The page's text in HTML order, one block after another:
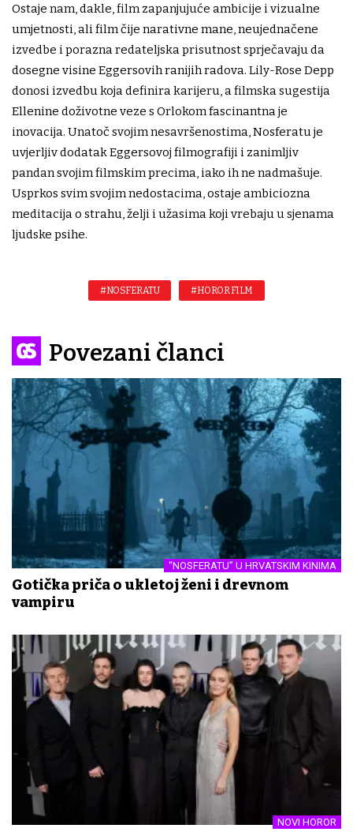
Ostaje nam, dakle, film zapanjujuće ambicije i vizualne
umjetnosti, ali film čije narativne mane, neujednačene
izvedbe i porazna redateljska prisutnost sprječavaju da
dosegne visine Eggersovih ranijih radova. Lily-Rose Depp
donosi izvedbu koja definira karijeru, a filmska sugestija
Ellenine doživotne veze s Orlokom fascinantna je
inovacija. Unatoč svojim nesavršenostima, Nosferatu je
uvjerljiv dodatak Eggersovoj filmografiji i zanimljiv
pandan svojim filmskim precima, iako ih ne nadmašuje.
Usprkos svim svojim nedostacima, ostaje ambiciozna
meditacija o strahu, želji i užasima koji vrebaju u sjenama
ljudske psihe.
#NOSFERATU #HOROR FILM
Povezani članci
“NOSFERATU” U HRVATSKIM KINIMA
Gotička priča o ukletoj ženi i drevnom
vampiru
NOVI HOROR